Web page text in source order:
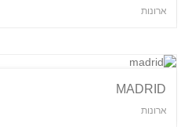
ארונות
MADRID
ארונות